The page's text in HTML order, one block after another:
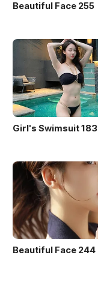
Beautiful Face 255
Girl's Swimsuit 183
Beautiful Face 244